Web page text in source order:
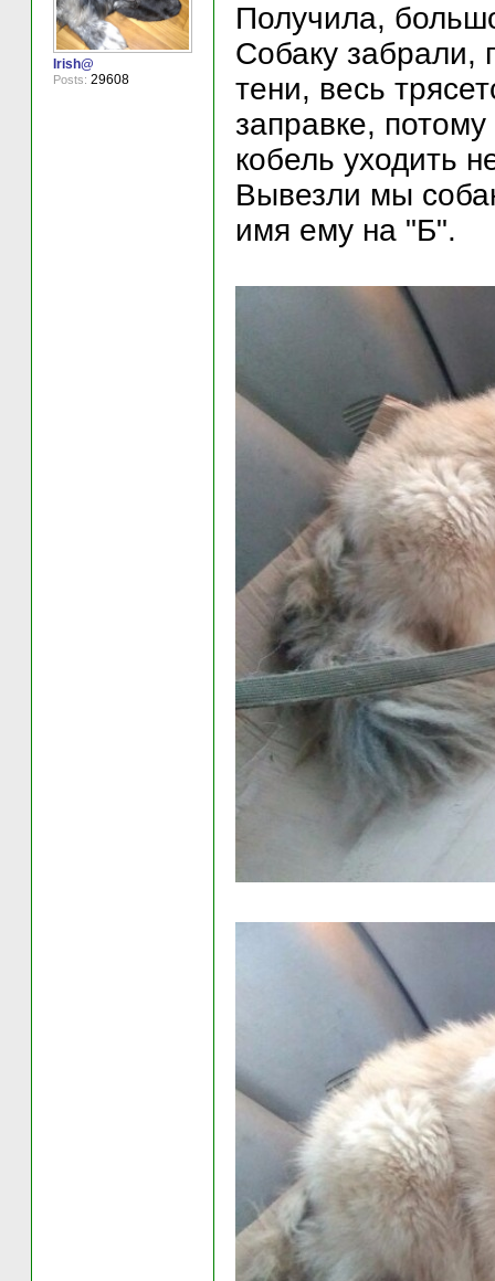
Irish@
Posts: 29608
Получила,
Собаку забрали,
тени, весь
заправке,
кобель уходить
Вывезли мы
имя ему на "Б".